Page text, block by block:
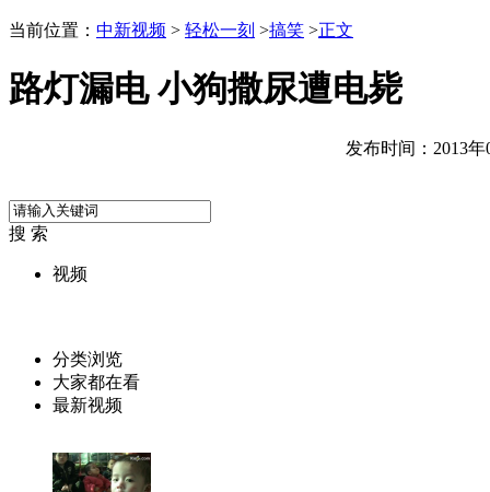
当前位置： 中新视频 > 轻松一刻 >搞笑 >正文
路灯漏电 小狗撒尿遭电毙
发布时间：2013年
搜 索
视频
分类浏览
大家都在看
最新视频